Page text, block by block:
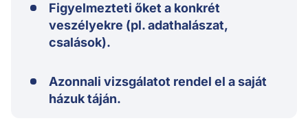
Figyelmezteti őket a konkrét
veszélyekre (pl. adathalászat,
csalások).
Azonnali vizsgálatot rendel el a saját
házuk táján.